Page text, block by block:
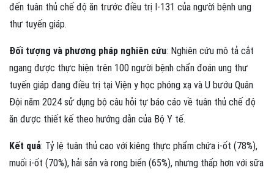
đến tuân thủ chế độ ăn trước điều trị I-131 của người bệnh ung
thư tuyến giáp.
Đối tượng và phương pháp nghiên cứu: Nghiên cứu mô tả cắt
ngang được thực hiện trên 100 người bệnh chẩn đoán ung thư
tuyến giáp đang điều trị tại Viện y học phóng xạ và U bướu Quân
Đội năm 2024 sử dụng bộ câu hỏi tự báo cáo về tuân thủ chế độ
ăn được thiết kế theo hướng dẫn của Bộ Y tế.
Kết quả: Tỷ lệ tuân thủ cao với kiêng thực phẩm chứa i-ốt (78%),
muối i-ốt (70%), hải sản và rong biển (65%), nhưng thấp hơn với sữa